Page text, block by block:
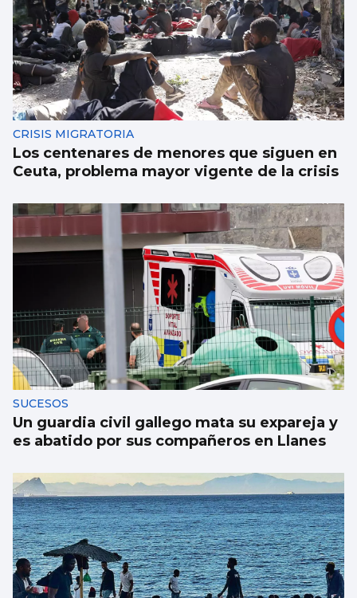
CRISIS MIGRATORIA
Los centenares de menores que siguen en
Ceuta, problema mayor vigente de la crisis
SUCESOS
Un guardia civil gallego mata su expareja y
es abatido por sus compañeros en Llanes